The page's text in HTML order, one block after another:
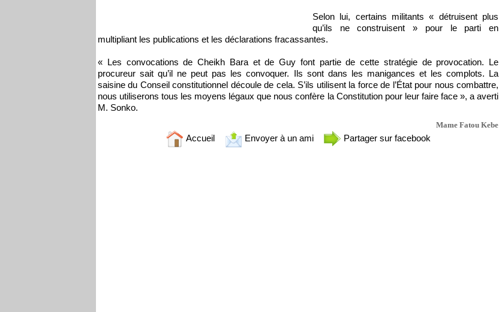
Selon lui, certains militants « détruisent plus
qu’ils ne construisent » pour le parti en
multipliant les publications et les déclarations fracassantes.
« Les convocations de Cheikh Bara et de Guy font partie de cette stratégie de provocation. Le
procureur sait qu’il ne peut pas les convoquer. Ils sont dans les manigances et les complots. La
saisine du Conseil constitutionnel découle de cela. S’ils utilisent la force de l’État pour nous combattre,
nous utiliserons tous les moyens légaux que nous confère la Constitution pour leur faire face », a averti
M. Sonko.
Mame Fatou Kebe
Accueil Envoyer à un ami Partager sur facebook